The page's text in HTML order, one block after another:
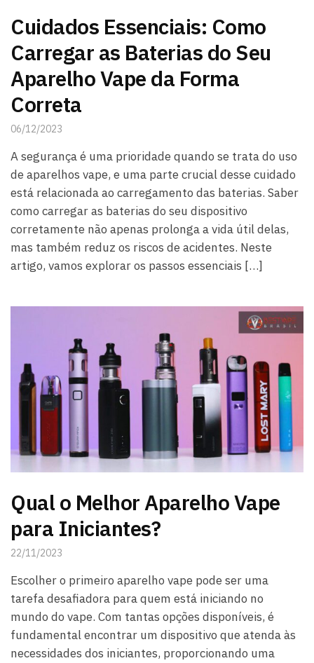
Cuidados Essenciais: Como
Carregar as Baterias do Seu
Aparelho Vape da Forma
Correta
06/12/2023
A segurança é uma prioridade quando se trata do uso
de aparelhos vape, e uma parte crucial desse cuidado
está relacionada ao carregamento das baterias. Saber
como carregar as baterias do seu dispositivo
corretamente não apenas prolonga a vida útil delas,
mas também reduz os riscos de acidentes. Neste
artigo, vamos explorar os passos essenciais […]
Qual o Melhor Aparelho Vape
para Iniciantes?
22/11/2023
Escolher o primeiro aparelho vape pode ser uma
tarefa desafiadora para quem está iniciando no
mundo do vape. Com tantas opções disponíveis, é
fundamental encontrar um dispositivo que atenda às
necessidades dos iniciantes, proporcionando uma